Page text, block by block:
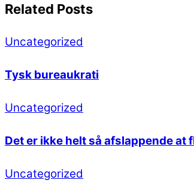
Related Posts
Uncategorized
Tysk bureaukrati
Uncategorized
Det er ikke helt så afslappende at
Uncategorized